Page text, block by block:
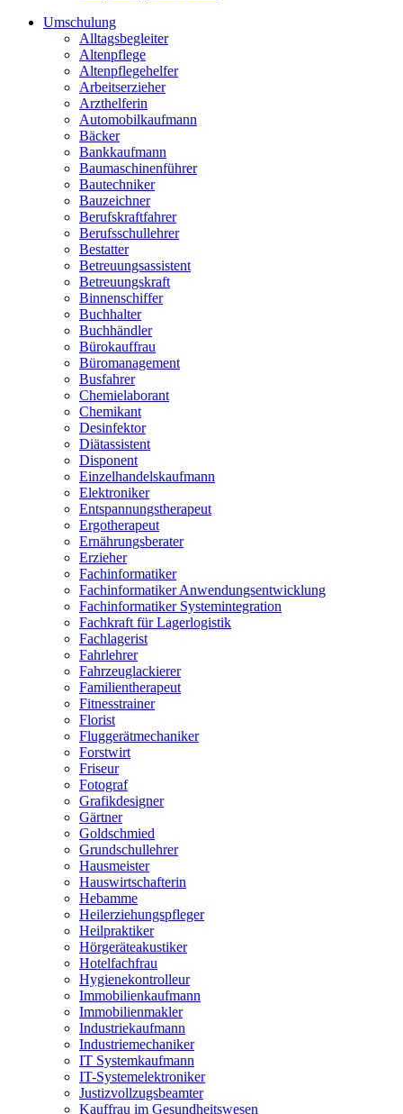
Umschulung
Alltagsbegleiter
Altenpflege
Altenpflegehelfer
Arbeitserzieher
Arzthelferin
Automobilkaufmann
Bäcker
Bankkaufmann
Baumaschinenführer
Bautechniker
Bauzeichner
Berufskraftfahrer
Berufsschullehrer
Bestatter
Betreuungsassistent
Betreuungskraft
Binnenschiffer
Buchhalter
Buchhändler
Bürokauffrau
Büromanagement
Busfahrer
Chemielaborant
Chemikant
Desinfektor
Diätassistent
Disponent
Einzelhandelskaufmann
Elektroniker
Entspannungstherapeut
Ergotherapeut
Ernährungsberater
Erzieher
Fachinformatiker
Fachinformatiker Anwendungsentwicklung
Fachinformatiker Systemintegration
Fachkraft für Lagerlogistik
Fachlagerist
Fahrlehrer
Fahrzeuglackierer
Familientherapeut
Fitnesstrainer
Florist
Fluggerätmechaniker
Forstwirt
Friseur
Fotograf
Grafikdesigner
Gärtner
Goldschmied
Grundschullehrer
Hausmeister
Hauswirtschafterin
Hebamme
Heilerziehungspfleger
Heilpraktiker
Hörgeräteakustiker
Hotelfachfrau
Hygienekontrolleur
Immobilienkaufmann
Immobilienmakler
Industriekaufmann
Industriemechaniker
IT Systemkaufmann
IT-Systemelektroniker
Justizvollzugsbeamter
Kauffrau im Gesundheitswesen